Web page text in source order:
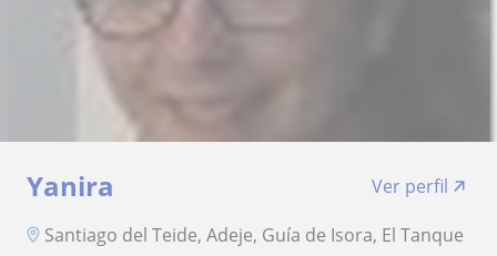
Yanira
Ver perfil
Santiago del Teide, Adeje, Guía de Isora, El Tanque